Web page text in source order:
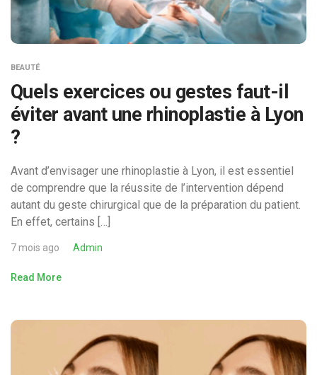
BEAUTÉ
Quels exercices ou gestes faut-il
éviter avant une rhinoplastie à Lyon
?
Avant d’envisager une rhinoplastie à Lyon, il est essentiel
de comprendre que la réussite de l’intervention dépend
autant du geste chirurgical que de la préparation du patient.
En effet, certains […]
7 mois ago Admin
Read More